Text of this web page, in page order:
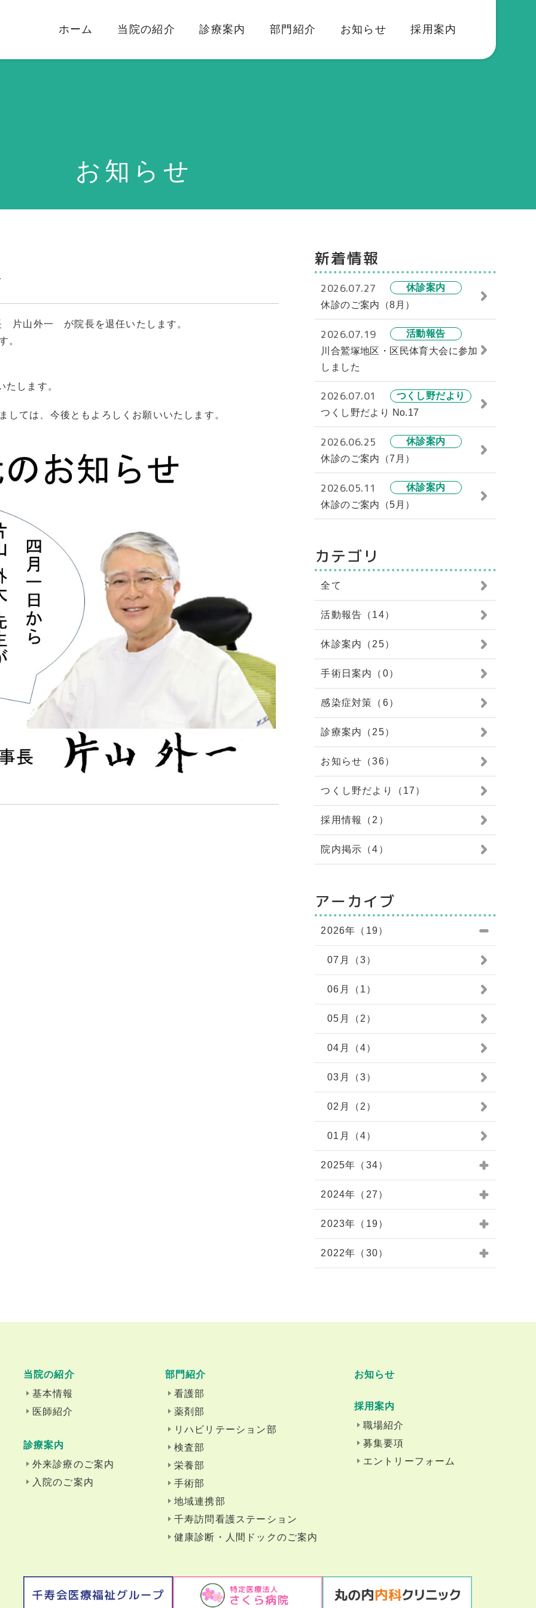
ホーム 当院の紹介 診療案内 部門紹介 お知らせ 採用案内
お知らせ
片山外一 が院長を退任いたします。
。
します。
ては、今後ともよろしくお願いいたします。
新着情報
2026.07.27
休診案内
休診のご案内（8月）
2026.07.19
活動報告
川合鷲塚地区・区民体育大会に参加
しました
2026.07.01
つくし野だより
つくし野だより No.17
2026.06.25
休診案内
休診のご案内（7月）
2026.05.11
休診案内
休診のご案内（5月）
カテゴリ
全て
活動報告（14）
休診案内（25）
手術日案内（0）
感染症対策（6）
診療案内（25）
お知らせ（36）
つくし野だより（17）
採用情報（2）
院内掲示（4）
アーカイブ
2026年（19）
07月（3）
06月（1）
05月（2）
04月（4）
03月（3）
02月（2）
01月（4）
2025年（34）
2024年（27）
2023年（19）
2022年（30）
当院の紹介
基本情報
医師紹介
診療案内
外来診療のご案内
入院のご案内
部門紹介
看護部
薬剤部
リハビリテーション部
検査部
栄養部
手術部
地域連携部
千寿訪問看護ステーション
健康診断・人間ドックのご案内
お知らせ
採用案内
職場紹介
募集要項
エントリーフォーム